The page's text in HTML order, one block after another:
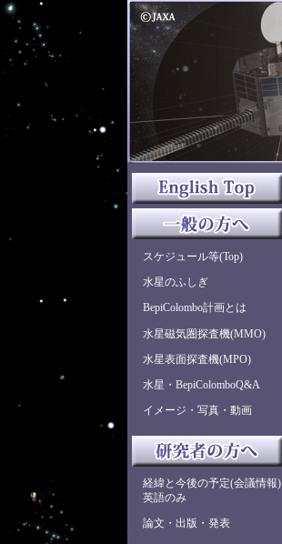
スケジュール等(Top)
水星のふしぎ
BepiColombo計画とは
水星磁気圏探査機(MMO)
水星表面探査機(MPO)
水星・BepiColomboQ&A
イメージ・写真・動画
経緯と今後の予定(会議情報)
英語のみ
論文・出版・発表